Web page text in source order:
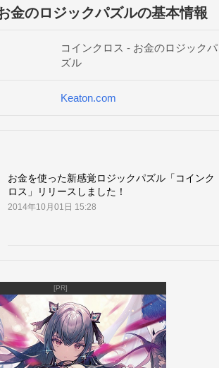
テージから、やりごたえ十分の上級者向けス
テージも含まれていますので、お金の種類やお
ます。親子で楽しく脳トレはいかがでしょ
告が含まれています（アドオンの購入で非表
入することで、さらに多くのステージを楽
テージの数は今後のアップデートでさらに
しみに！
金のロジックパズルの基本情報
コインクロス - お金のロジックパ
ズル
Keaton.com
お金を使った新感覚ロジックパズル「コインク
ロス」リリースしました！
2014年10月01日 15:28
[PR]